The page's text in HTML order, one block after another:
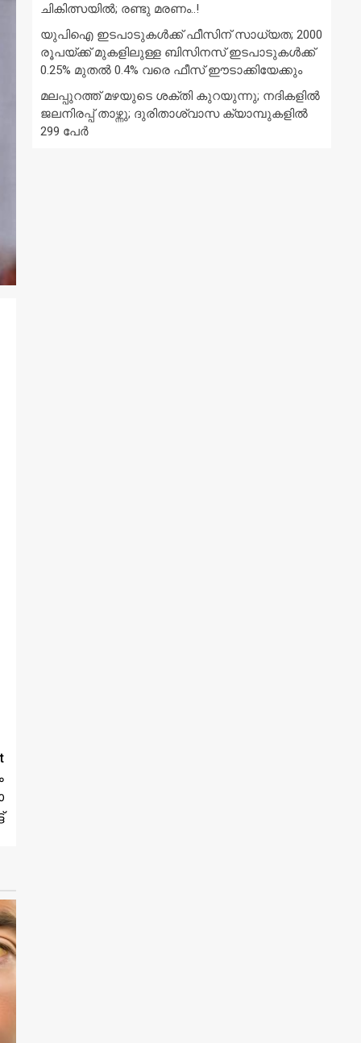
ചികിത്സയിൽ; രണ്ടു മരണം..!
യുപിഐ ഇടപാടുകൾക്ക് ഫീസിന് സാധ്യത; 2000
രൂപയ്ക്ക് മുകളിലുള്ള ബിസിനസ് ഇടപാടുകൾക്ക്
0.25% മുതൽ 0.4% വരെ ഫീസ് ഈടാക്കിയേക്കും
മലപ്പുറത്ത് മഴയുടെ ശക്തി കുറയുന്നു; നദികളിൽ
ജലനിരപ്പ് താഴ്ന്നു; ദുരിതാശ്വാസ ക്യാമ്പുകളിൽ
299 പേർ